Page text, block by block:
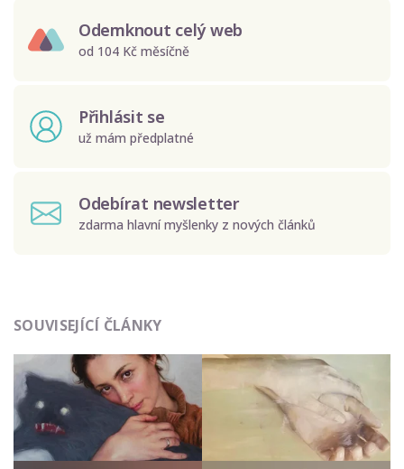
Odemknout celý web
od 104 Kč měsíčně
Přihlásit se
už mám předplatné
Odebírat newsletter
zdarma hlavní myšlenky z nových článků
údajů.
SOUVISEJÍCÍ ČLÁNKY